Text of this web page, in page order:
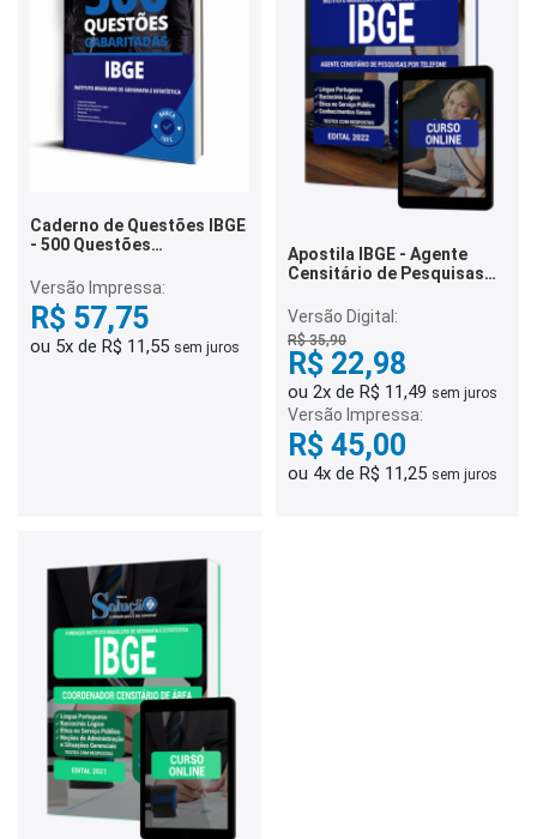
Caderno de Questões IBGE
- 500 Questões
Versão Impressa:
R$ 57,75
ou 5x de R$ 11,55 sem juros
Apostila IBGE - Agente
Censitário de Pesquisas
Versão Digital:
R$ 35,90
R$ 22,98
ou 2x de R$ 11,49 sem juros
Versão Impressa:
R$ 45,00
ou 4x de R$ 11,25 sem juros